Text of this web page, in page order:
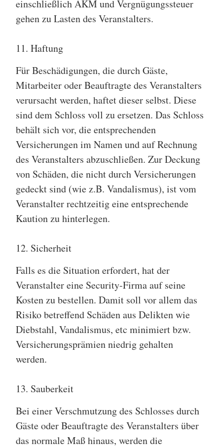
einschließlich AKM und Vergnügungssteuer
gehen zu Lasten des Veranstalters.
11. Haftung
Für Beschädigungen, die durch Gäste,
Mitarbeiter oder Beauftragte des Veranstalters
verursacht werden, haftet dieser selbst. Diese
sind dem Schloss voll zu ersetzen. Das Schloss
behält sich vor, die entsprechenden
Versicherungen im Namen und auf Rechnung
des Veranstalters abzuschließen. Zur Deckung
von Schäden, die nicht durch Versicherungen
gedeckt sind (wie z.B. Vandalismus), ist vom
Veranstalter rechtzeitig eine entsprechende
Kaution zu hinterlegen.
12. Sicherheit
Falls es die Situation erfordert, hat der
Veranstalter eine Security-Firma auf seine
Kosten zu bestellen. Damit soll vor allem das
Risiko betreffend Schäden aus Delikten wie
Diebstahl, Vandalismus, etc minimiert bzw.
Versicherungsprämien niedrig gehalten
werden.
13. Sauberkeit
Bei einer Verschmutzung des Schlosses durch
Gäste oder Beauftragte des Veranstalters über
das normale Maß hinaus, werden die